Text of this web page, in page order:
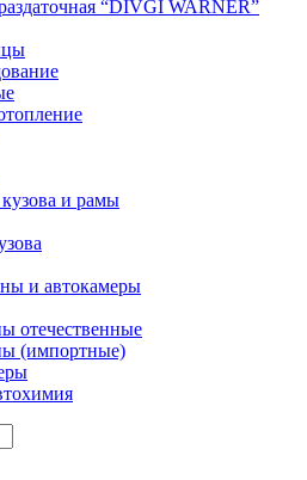
“DIVGI WARNER”
и рамы
и автокамеры
отечественные
(импортные)